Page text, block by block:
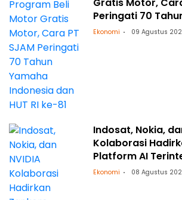
Gratis Motor,
Peringati 70
Indonesia dan HUT
Ekonomi 09 Agustus
Indosat, Nokia,
Kolaborasi
Platform AI
Asia-Pasifik
Ekonomi 08 Agustus